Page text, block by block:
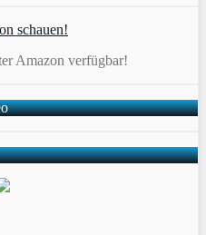
Amazon verfügbar!